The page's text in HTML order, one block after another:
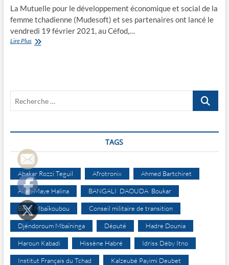
La Mutuelle pour le développement économique et social de la
femme tchadienne (Mudesoft) et ses partenaires ont lancé le
vendredi 19 février 2021, au Céfod,…
Lire PlusUn
Recherche
TAGS
Abakar Rozzi Teguil Afrotronix Ahmed Bartchiret
Allah-Maye Halina BANGALI DAOUDA Boukar
Béral Mbaïkoubou Conseil militaire de transition
Djéndoroum Mbaïninga Député Hadre Dounia
Haroun Kabadi Hissène Habré Idriss Déby Itno
Institut Français du Tchad Kalzeubé Payimi Deubet